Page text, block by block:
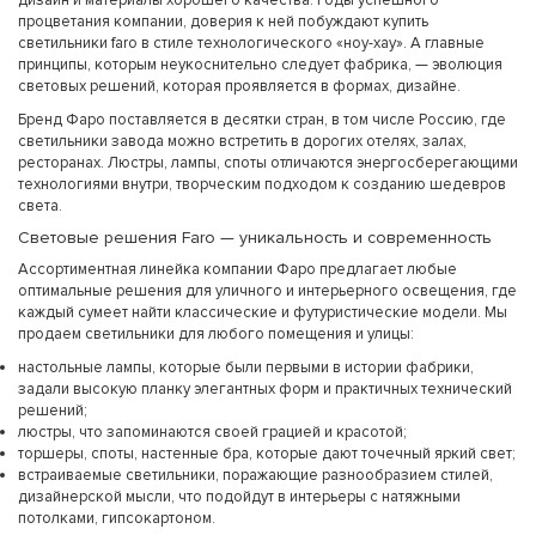
процветания компании, доверия к ней побуждают купить
светильники faro в стиле технологического «ноу-хау». А главные
принципы, которым неукоснительно следует фабрика, — эволюция
световых решений, которая проявляется в формах, дизайне.
Бренд Фаро поставляется в десятки стран, в том числе Россию, где
светильники завода можно встретить в дорогих отелях, залах,
ресторанах. Люстры, лампы, споты отличаются энергосберегающими
технологиями внутри, творческим подходом к созданию шедевров
света.
Световые решения Faro — уникальность и современность
Ассортиментная линейка компании Фаро предлагает любые
оптимальные решения для уличного и интерьерного освещения, где
каждый сумеет найти классические и футуристические модели. Мы
продаем светильники для любого помещения и улицы:
настольные лампы, которые были первыми в истории фабрики,
задали высокую планку элегантных форм и практичных технический
решений;
люстры, что запоминаются своей грацией и красотой;
торшеры, споты, настенные бра, которые дают точечный яркий свет;
встраиваемые светильники, поражающие разнообразием стилей,
дизайнерской мысли, что подойдут в интерьеры с натяжными
потолками, гипсокартоном.